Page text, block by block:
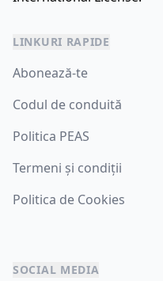
LINKURI RAPIDE
Abonează-te
Codul de conduită
Politica PEAS
Termeni și condiții
Politica de Cookies
SOCIAL MEDIA